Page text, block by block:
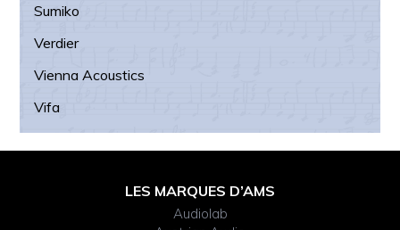
Sumiko
Verdier
Vienna Acoustics
Vifa
LES MARQUES D’AMS
Audiolab